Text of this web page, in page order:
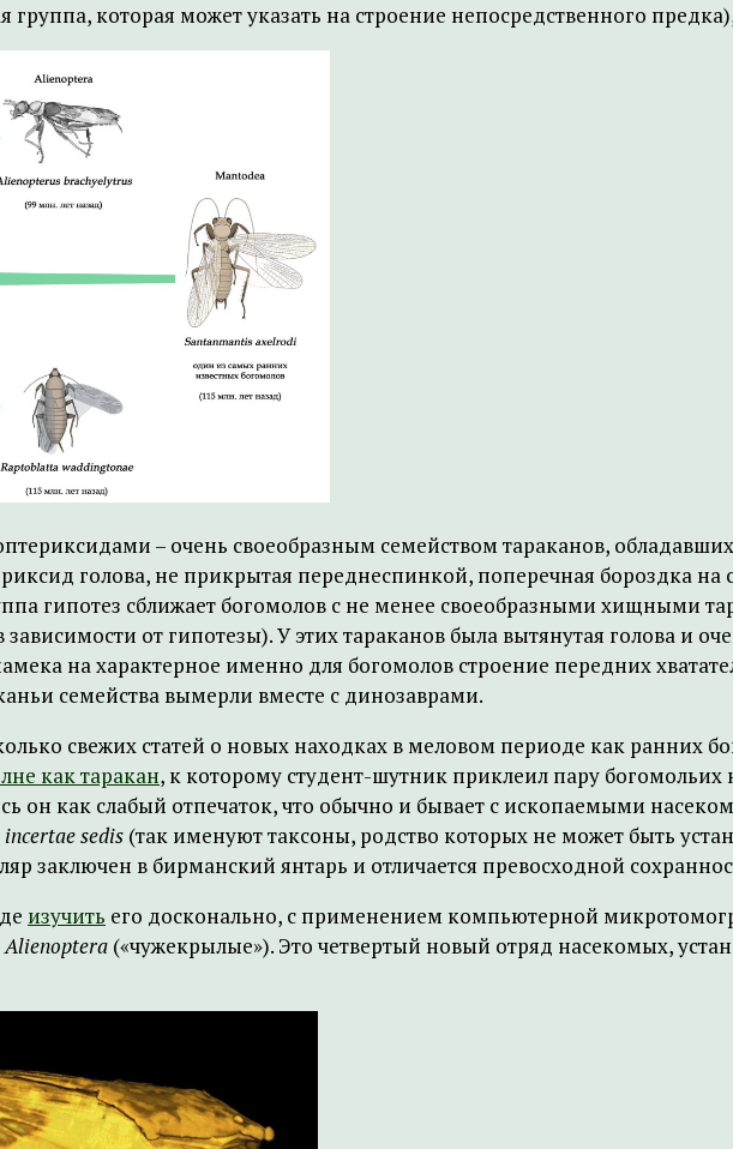
которая может указать на строение непосредственного
– очень своеобразным семейством тараканов,
голова, не прикрытая переднеспинкой, поперечная бороздка
гипотез сближает богомолов с не менее своеобразными хищными
зависимости от гипотезы). У этих тараканов была вытянутая голова и
на характерное именно для богомолов строение передних
семейства вымерли вместе с динозаврами.
свежих статей о новых находках в меловом периоде как ранних
как таракан, к которому студент-шутник приклеил пару богомольих
он как слабый отпечаток, что обычно и бывает с ископаемыми
incertae sedis (так именуют таксоны, родство которых не может быть
заключен в бирманский янтарь и отличается превосходной
изучить его досконально, с применением компьютерной
Alienoptera («чужекрылые»). Это четвертый новый отряд насекомых,